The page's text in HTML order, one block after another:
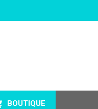
BOUTIQUE